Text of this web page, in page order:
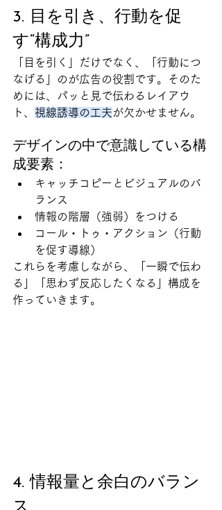
3. 目を引き、行動を促
す“構成力”
「目を引く」だけでなく、「行動につ
なげる」のが広告の役割です。そのた
めには、パッと見で伝わるレイアウ
ト、 視線誘導の工夫が欠かせません。
デザインの中で意識している構
成要素：
キャッチコピーとビジュアルのバ
ランス
情報の階層（強弱）をつける
コール・トゥ・アクション（行動
を促す導線）
これらを考慮しながら、「一瞬で伝わ
る」「思わず反応したくなる」構成を
作っていきます。
4. 情報量と余白のバラン